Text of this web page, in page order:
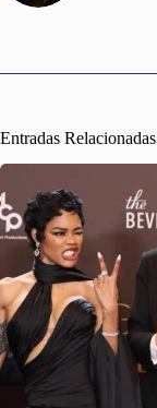
Entradas Relacionadas